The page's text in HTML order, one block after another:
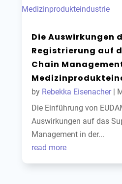
Die Auswirkungen
Registrierung auf
Chain
by Rebekka Eisenacher|
Die Einführung von
Auswirkungen auf das
Management in der...
read more